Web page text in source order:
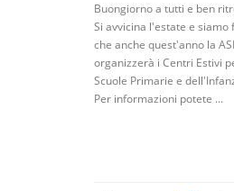
Buongiorno a tutti e ben
Si avvicina l'estate e siamo
che anche quest'anno la
organizzerà i Centri Estivi
Scuole Primarie e
Per informazioni potete ...